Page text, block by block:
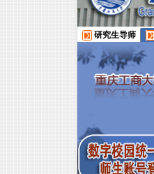
研究生导师